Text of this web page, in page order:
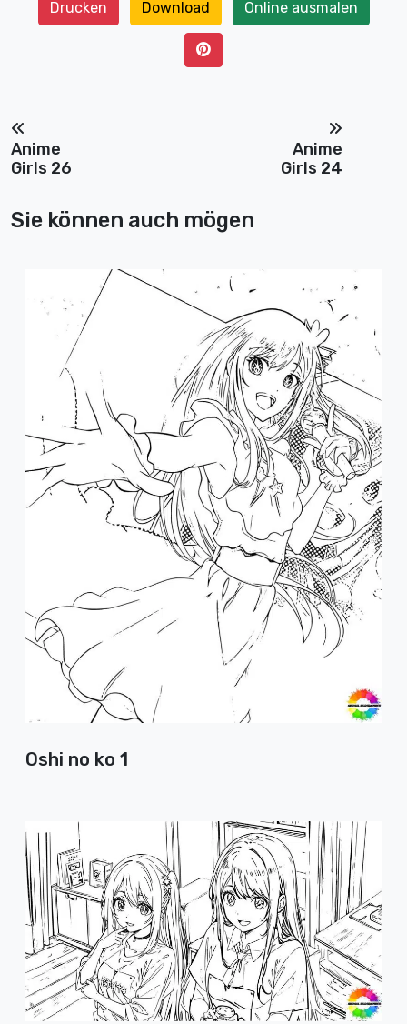
Drucken Download Online ausmalen
Anime
Girls 26
Anime
Girls 24
Sie können auch mögen
Oshi no ko 1